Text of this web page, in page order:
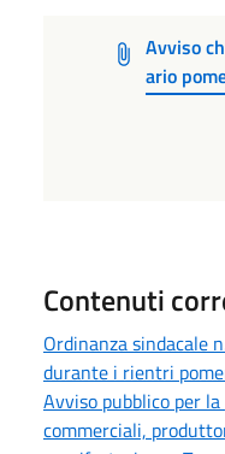
Avviso
ario
Contenuti
Ordinanza sindacale
durante i rientri
Avviso pubblico per
commerciali,